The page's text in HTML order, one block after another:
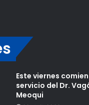
Este viernes
servicio del Dr.
Meoqui